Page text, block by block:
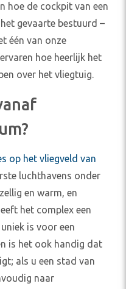
hoe de cockpit van een
gevaarte bestuurd –
één van onze
hoe heerlijk het
over het vliegtuig.
op het vliegveld van
luchthavens onder
en warm, en
het complex een
is voor een
is het ook handig dat
als u een stad van
naar